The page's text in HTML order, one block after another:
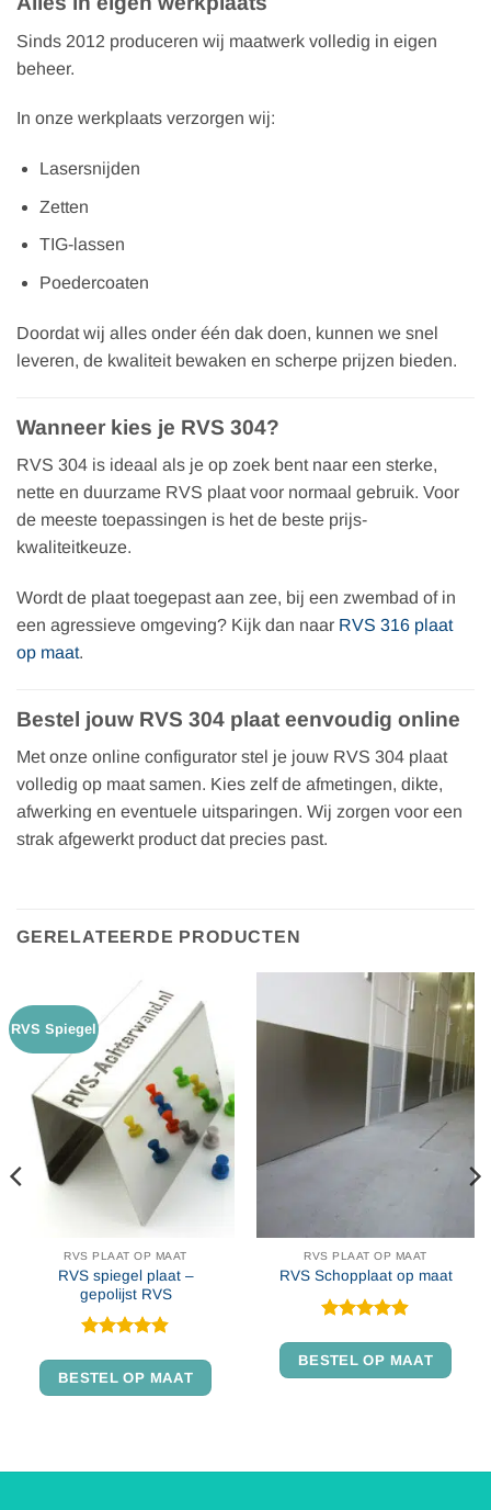
Sinds 2012 produceren wij maatwerk volledig in eigen
beheer.
In onze werkplaats verzorgen wij:
Lasersnijden
Zetten
TIG-lassen
Poedercoaten
Doordat wij alles onder één dak doen, kunnen we snel
leveren, de kwaliteit bewaken en scherpe prijzen bieden.
Wanneer kies je RVS 304?
RVS 304 is ideaal als je op zoek bent naar een sterke,
nette en duurzame RVS plaat voor normaal gebruik. Voor
de meeste toepassingen is het de beste prijs-
kwaliteitkeuze.
Wordt de plaat toegepast aan zee, bij een zwembad of in
een agressieve omgeving? Kijk dan naar RVS 316 plaat
op maat.
Bestel jouw RVS 304 plaat eenvoudig online
Met onze online configurator stel je jouw RVS 304 plaat
volledig op maat samen. Kies zelf de afmetingen, dikte,
afwerking en eventuele uitsparingen. Wij zorgen voor een
strak afgewerkt product dat precies past.
GERELATEERDE PRODUCTEN
RVS Spiegel
RVS PLAAT OP MAAT
RVS spiegel plaat –
gepolijst RVS
4.86
uit 5
BESTEL OP MAAT
RVS PLAAT OP MAAT
RVS Schopplaat op maat
4.9
uit 5
BESTEL OP MAAT